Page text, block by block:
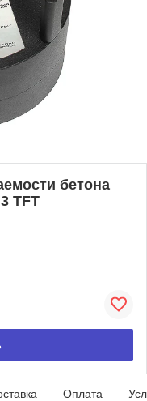
бетона
TFT
Оплата